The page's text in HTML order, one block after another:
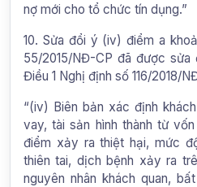
nợ mới cho tổ chức tín dụng.”
10. Sửa đổi ý (iv) điểm a
55/2015/NĐ-CP đã được
Điều 1 Nghị định số 116/2018/
“(iv) Biên bản xác định
vay, tài sản hình thành từ
điểm xảy ra thiệt hại, mức
thiên tai, dịch bệnh xảy ra
nguyên nhân khách quan,